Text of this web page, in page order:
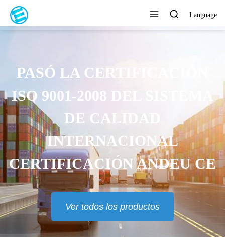
Language
ENTREGA RÁPIDA, EN 7 DÍAS
Ver todos los productos